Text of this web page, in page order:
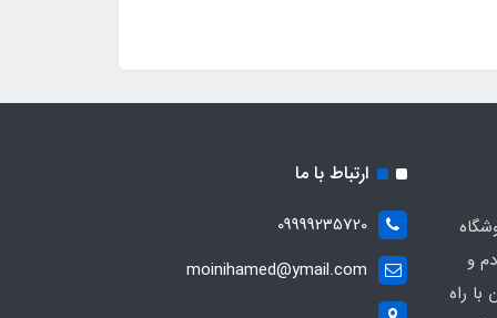
و
راه
ارتباط با ما
09999235720
moinihamed@ymail.com